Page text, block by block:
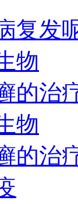
复发
物
的治
物
的治